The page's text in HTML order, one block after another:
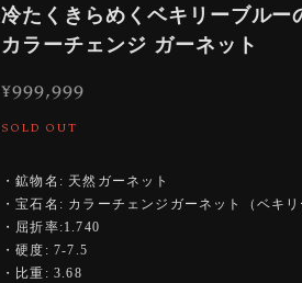
冷たくきらめくベキリーブル
カラーチェンジ ガーネット
¥999,999
SOLD OUT
・鉱物名: 天然ガーネット
・宝石名: カラーチェンジガーネット（ベキリ
・屈折率:1.740
・硬度: 7-7.5
・比重: 3.68